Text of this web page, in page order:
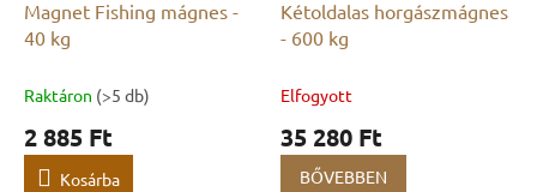
Magnet Fishing mágnes -
40 kg
Raktáron (>5 db)
2 885 Ft
Kosárba
Kétoldalas horgászmágnes
- 600 kg
Elfogyott
35 280 Ft
BŐVEBBEN